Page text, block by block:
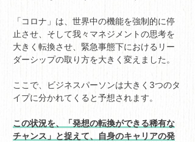
「コロナ」は、世界中の機能を強制的に停
止させ、そして我々マネジメントの思考を
大きく転換させ、緊急事態下におけるリー
ダーシップの取り方を大きく変えました。
ここで、ビジネスパーソンは大きく3つのタ
イプに分かれてくると予想されます。
この状況を、「発想の転換ができる稀有な
チャンス」と捉えて、自身のキャリアの発